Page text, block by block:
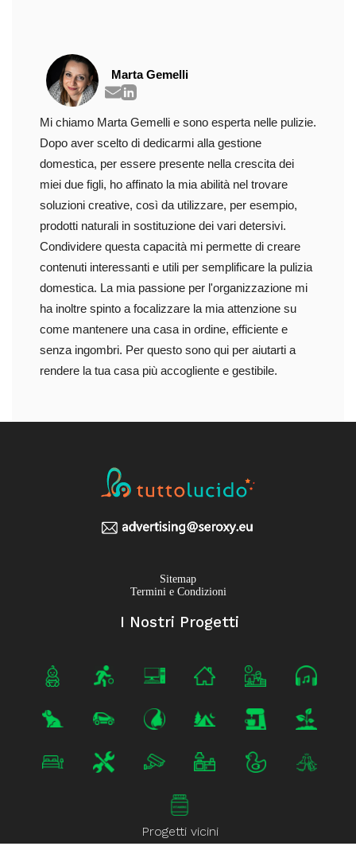
Marta Gemelli
Mi chiamo Marta Gemelli e sono esperta nelle pulizie.
Dopo aver scelto di dedicarmi alla gestione
domestica, per essere presente nella crescita dei
miei due figli, ho affinato la mia abilità nel trovare
soluzioni creative, così da utilizzare, per esempio,
prodotti naturali in sostituzione dei vari detersivi.
Condividere questa capacità mi permette di creare
contenuti interessanti e utili per semplificare la pulizia
domestica. La mia passione per l'organizzazione mi
ha inoltre spinto a focalizzare la mia attenzione su
come mantenere una casa in ordine, efficiente e
senza ingombri. Per questo sono qui per aiutarti a
rendere la tua casa più accogliente e gestibile.
Sitemap
Termini e Condizioni
I Nostri Progetti
Progetti vicini